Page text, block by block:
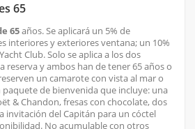
65
65años. Se aplicará un 5% de
interiores y exteriores ventana; un 10%
Club. Solo se aplica a los dos
reserva y ambos han de tener 65 años o
un camarote con vista al mar o
de bienvenida que incluye: una
& Chandon, fresas con chocolate, dos
invitación del Capitán para un cóctel
No acumulable con otros